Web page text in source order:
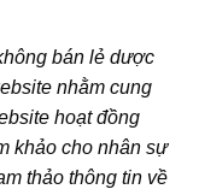
bán lẻ dược
nhằm cung
hoạt đồng
khảo cho nhân sự
thảo thông tin về